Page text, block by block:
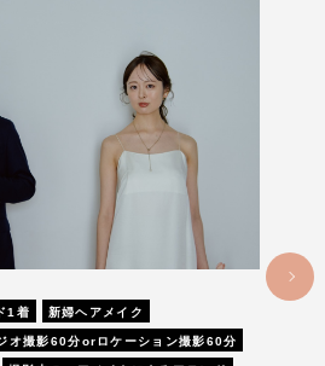
1着 新婦ヘアメイク
オ撮影60分orロケーション撮影60分